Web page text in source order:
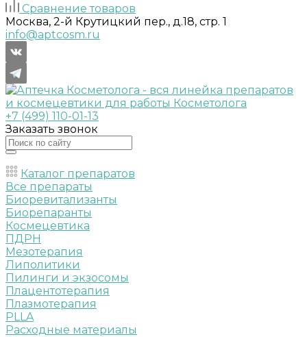
Сравнение товаров
Москва, 2-й Крутицкий пер., д.18, стр. 1
info@aptcosm.ru
+7 (499) 110-01-13
Заказать звонок
Каталог препаратов
Все препараты
Биоревитализанты
Биорепаранты
Космецевтика
ПДРН
Мезотерапия
Липолитики
Пилинги и экзосомы
Плацентотерапия
Плазмотерапия
PLLA
Расходные материалы